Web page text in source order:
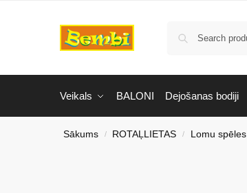
Veikals BALONI Dejošanas bodiji
Sākums / ROTAĻLIETAS / Lomu spēles